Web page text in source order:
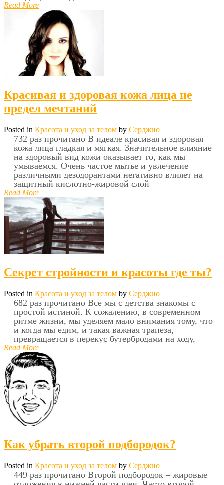
Read More
Красивая и здоровая кожа лица не
предел мечтаний
Posted in Красота и уход за телом by Серджио
732 раз прочитано В идеале красивая и здоровая
кожа лица гладкая и мягкая. Значительное влияние
на здоровый вид кожи оказывает то, как мы
умываемся. Очень частое мытье и увлечение
различными дезодорантами негативно влияет на
защитный кислотно-жировой слой
Read More
Секрет стройности и красоты где ты?
Posted in Красота и уход за телом by Серджио
682 раз прочитано Все мы с детства знакомы с
простой истиной. К сожалению, в современном
ритме жизни, мы уделяем мало внимания тому, что
и когда мы едим, и такая важная трапеза,
превращается в перекус бутербродами на ходу,
Read More
Как убрать второй подбородок?
Posted in Красота и уход за телом by Серджио
449 раз прочитано Второй подбородок – жировые